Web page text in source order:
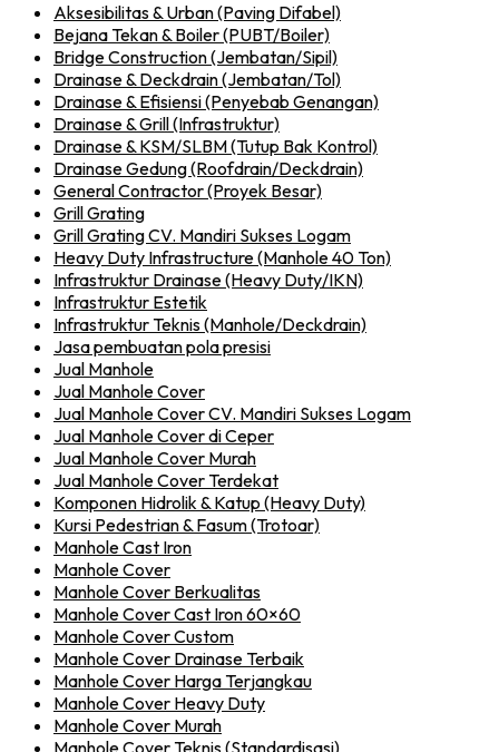
Aksesibilitas & Urban (Paving Difabel)
Bejana Tekan & Boiler (PUBT/Boiler)
Bridge Construction (Jembatan/Sipil)
Drainase & Deckdrain (Jembatan/Tol)
Drainase & Efisiensi (Penyebab Genangan)
Drainase & Grill (Infrastruktur)
Drainase & KSM/SLBM (Tutup Bak Kontrol)
Drainase Gedung (Roofdrain/Deckdrain)
General Contractor (Proyek Besar)
Grill Grating
Grill Grating CV. Mandiri Sukses Logam
Heavy Duty Infrastructure (Manhole 40 Ton)
Infrastruktur Drainase (Heavy Duty/IKN)
Infrastruktur Estetik
Infrastruktur Teknis (Manhole/Deckdrain)
Jasa pembuatan pola presisi
Jual Manhole
Jual Manhole Cover
Jual Manhole Cover CV. Mandiri Sukses Logam
Jual Manhole Cover di Ceper
Jual Manhole Cover Murah
Jual Manhole Cover Terdekat
Komponen Hidrolik & Katup (Heavy Duty)
Kursi Pedestrian & Fasum (Trotoar)
Manhole Cast Iron
Manhole Cover
Manhole Cover Berkualitas
Manhole Cover Cast Iron 60×60
Manhole Cover Custom
Manhole Cover Drainase Terbaik
Manhole Cover Harga Terjangkau
Manhole Cover Heavy Duty
Manhole Cover Murah